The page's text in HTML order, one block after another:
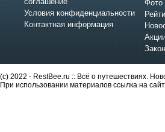
Условия конфиденциальности
Контактная информация
Фото
(c) 2022 - RestBee.ru :: Всё о путешествиях.
При использовании материалов ссылка на